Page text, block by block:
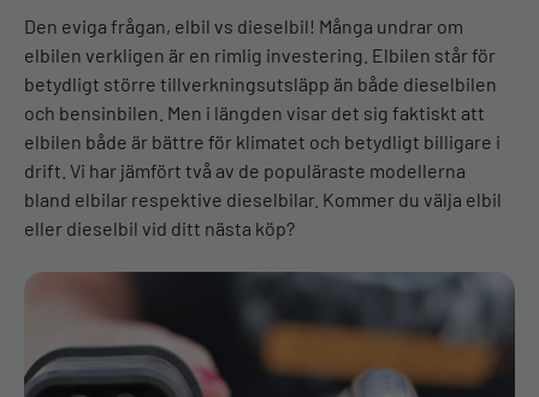
Den eviga frågan, elbil vs dieselbil! Många undrar om
elbilen verkligen är en rimlig investering. Elbilen står för
betydligt större tillverkningsutsläpp än både dieselbilen
och bensinbilen. Men i längden visar det sig faktiskt att
elbilen både är bättre för klimatet och betydligt billigare i
drift. Vi har jämfört två av de populäraste modellerna
bland elbilar respektive dieselbilar. Kommer du välja elbil
eller dieselbil vid ditt nästa köp?